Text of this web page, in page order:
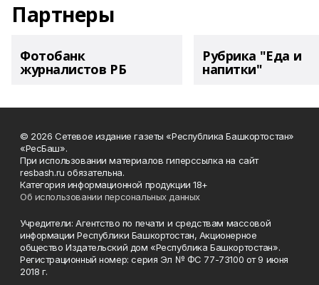
Партнеры
Фотобанк
журналистов РБ
Рубрика "Еда и
напитки"
© 2026 Сетевое издание газеты «Республика Башкортостан»
«РесБаш».
При использовании материалов гиперссылка на сайт
resbash.ru обязательна.
Категория информационной продукции 18+
Об использовании персональных данных
Учредители: Агентство по печати и средствам массовой
информации Республики Башкортостан, Акционерное
общество Издательский дом «Республика Башкортостан».
Регистрационный номер: серия Эл № ФС 77-73100 от 9 июня
2018 г.